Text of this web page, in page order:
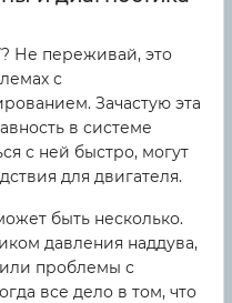
Не переживай, это
с
Зачастую эта
в системе
с ней быстро, могут
для двигателя.
быть несколько.
давления наддува,
проблемы с
все дело в том, что